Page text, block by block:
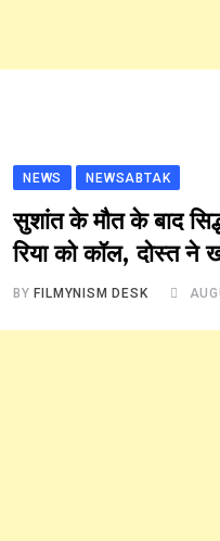
NEWS NEWSABTAK
सुशांत के मौत के बाद
रिया को कॉल, दोस्त ने
BY FILMYNISM DESK